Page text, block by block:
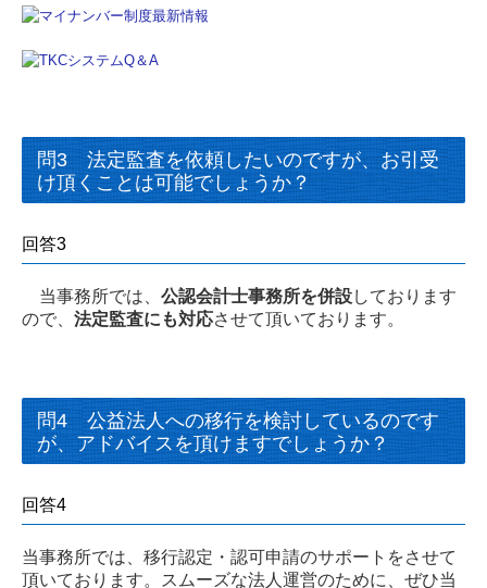
問3 法定監査を依頼したいのですが、お引受
け頂くことは可能でしょうか？
回答3
当事務所では、 公認会計士事務所を併設しております
ので、 法定監査にも対応させて頂いております。
問4 公益法人への移行を検討しているのです
が、アドバイスを頂けますでしょうか？
回答4
当事務所では、移行認定・認可申請のサポートをさせて
頂いております。スムーズな法人運営のために、ぜひ当